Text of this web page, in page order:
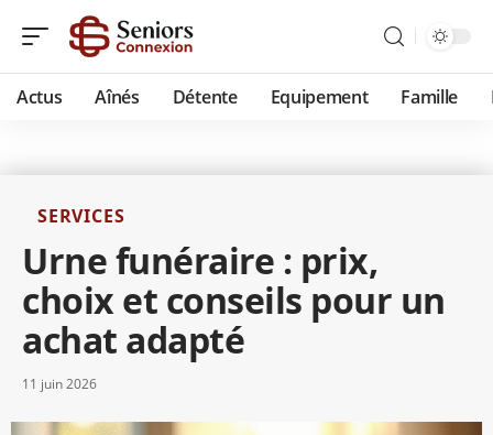
Actus Aînés Détente Equipement Famille
SERVICES
Urne funéraire : prix,
choix et conseils pour un
achat adapté
11 juin 2026